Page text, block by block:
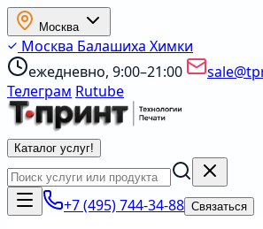
Москва
Москва Балашиха Химки
ежедневно, 9:00–21:00
Телеграм Rutube
Каталог услуг!
+7 (495) 744-34-88 Связаться